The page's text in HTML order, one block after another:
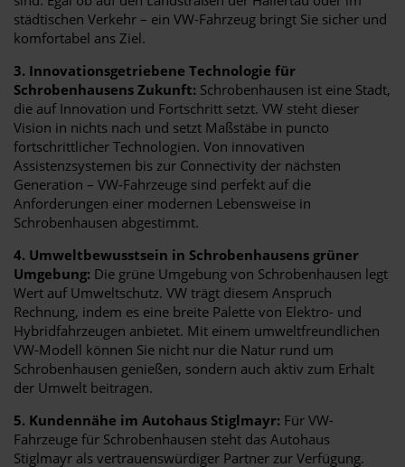
städtischen Verkehr – ein VW-Fahrzeug bringt Sie sicher und
komfortabel ans Ziel.
3. Innovationsgetriebene Technologie für
Schrobenhausens Zukunft: Schrobenhausen ist eine Stadt,
die auf Innovation und Fortschritt setzt. VW steht dieser
Vision in nichts nach und setzt Maßstäbe in puncto
fortschrittlicher Technologien. Von innovativen
Assistenzsystemen bis zur Connectivity der nächsten
Generation – VW-Fahrzeuge sind perfekt auf die
Anforderungen einer modernen Lebensweise in
Schrobenhausen abgestimmt.
4. Umweltbewusstsein in Schrobenhausens grüner
Umgebung: Die grüne Umgebung von Schrobenhausen legt
Wert auf Umweltschutz. VW trägt diesem Anspruch
Rechnung, indem es eine breite Palette von Elektro- und
Hybridfahrzeugen anbietet. Mit einem umweltfreundlichen
VW-Modell können Sie nicht nur die Natur rund um
Schrobenhausen genießen, sondern auch aktiv zum Erhalt
der Umwelt beitragen.
5. Kundennähe im Autohaus Stiglmayr: Für VW-
Fahrzeuge für Schrobenhausen steht das Autohaus
Stiglmayr als vertrauenswürdiger Partner zur Verfügung.